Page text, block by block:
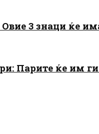
3 знаци ќе
Парите ќе им